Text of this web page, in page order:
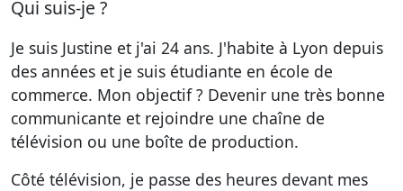
Qui suis-je ?
Je suis Justine et j'ai 24 ans. J'habite à Lyon depuis
des années et je suis étudiante en école de
commerce. Mon objectif ? Devenir une très bonne
communicante et rejoindre une chaîne de
télévision ou une boîte de production.
Côté télévision, je passe des heures devant mes